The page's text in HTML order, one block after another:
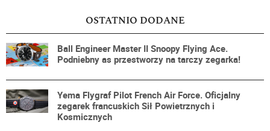
OSTATNIO DODANE
Ball Engineer Master II Snoopy Flying Ace.
Podniebny as przestworzy na tarczy zegarka!
Yema Flygraf Pilot French Air Force. Oficjalny
zegarek francuskich Sił Powietrznych i
Kosmicznych